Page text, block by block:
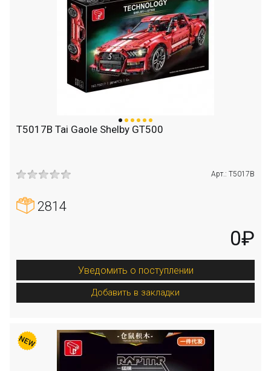
T5017B Tai Gaole Shelby GT500
Арт.: T5017B
2814
0₽
Уведомить о поступлении
Добавить в закладки